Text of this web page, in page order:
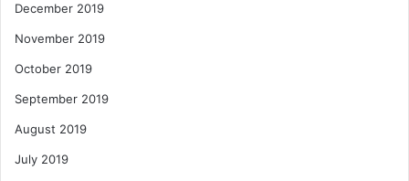
December 2019
November 2019
October 2019
September 2019
August 2019
July 2019